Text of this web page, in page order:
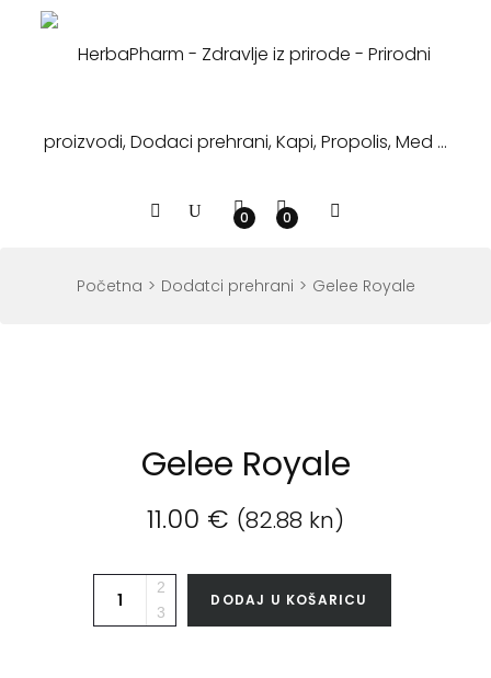
0 0
Početna Dodatci prehrani Gelee Royale
Gelee Royale
11.00 € (82.88 kn)
DODAJ U KOŠARICU